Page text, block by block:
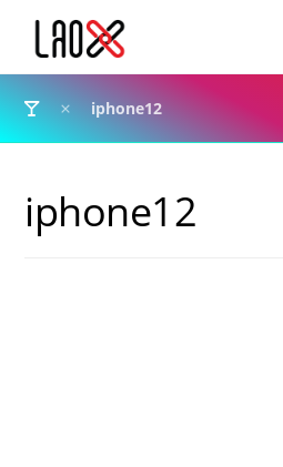
iphone12
iphone12